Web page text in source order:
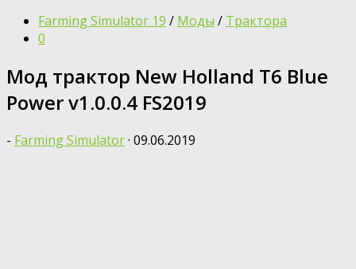
Farming Simulator 19 / Моды / Трактора
0
Мод трактор New Holland T6 Blue
Power v1.0.0.4 FS2019
- Farming Simulator· 09.06.2019